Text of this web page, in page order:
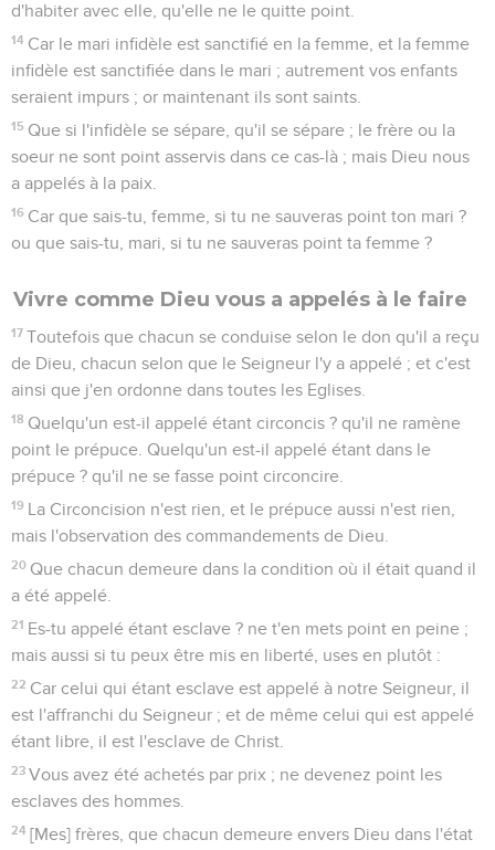
d'habiter avec elle, qu'elle ne le quitte point.
14 Car le mari infidèle est sanctifié en la femme, et la femme
infidèle est sanctifiée dans le mari ; autrement vos enfants
seraient impurs ; or maintenant ils sont saints.
15 Que si l'infidèle se sépare, qu'il se sépare ; le frère ou la
soeur ne sont point asservis dans ce cas-là ; mais Dieu nous
a appelés à la paix.
16 Car que sais-tu, femme, si tu ne sauveras point ton mari ?
ou que sais-tu, mari, si tu ne sauveras point ta femme ?
Vivre comme Dieu vous a appelés à le faire
17 Toutefois que chacun se conduise selon le don qu'il a reçu
de Dieu, chacun selon que le Seigneur l'y a appelé ; et c'est
ainsi que j'en ordonne dans toutes les Eglises.
18 Quelqu'un est-il appelé étant circoncis ? qu'il ne ramène
point le prépuce. Quelqu'un est-il appelé étant dans le
prépuce ? qu'il ne se fasse point circoncire.
19 La Circoncision n'est rien, et le prépuce aussi n'est rien,
mais l'observation des commandements de Dieu.
20 Que chacun demeure dans la condition où il était quand il
a été appelé.
21 Es-tu appelé étant esclave ? ne t'en mets point en peine ;
mais aussi si tu peux être mis en liberté, uses en plutôt :
22 Car celui qui étant esclave est appelé à notre Seigneur, il
est l'affranchi du Seigneur ; et de même celui qui est appelé
étant libre, il est l'esclave de Christ.
23 Vous avez été achetés par prix ; ne devenez point les
esclaves des hommes.
24 [Mes] frères, que chacun demeure envers Dieu dans l'état